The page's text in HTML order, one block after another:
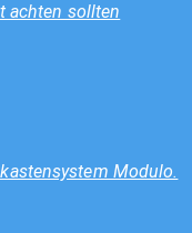
achten sollten
Modulo.